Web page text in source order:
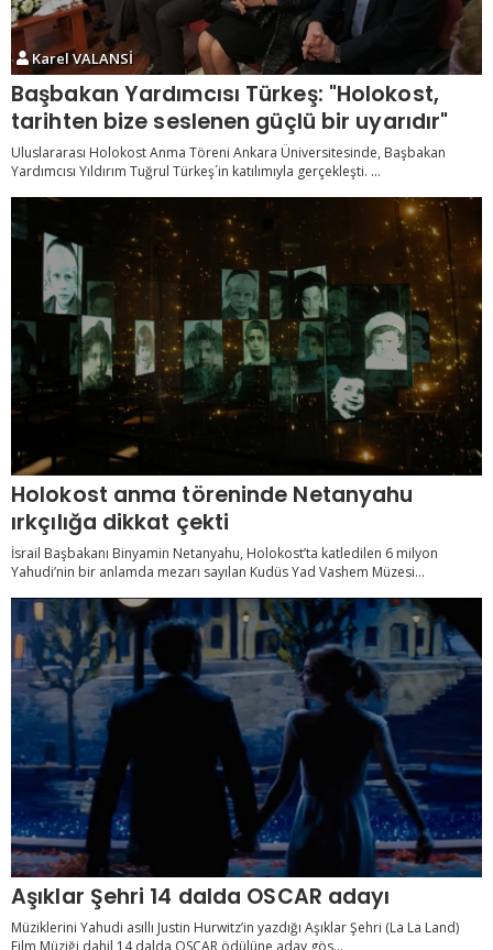
Karel VALANSİ
Başbakan Yardımcısı Türkeş: "Holokost,
tarihten bize seslenen güçlü bir uyarıdır"
Uluslararası Holokost Anma Töreni Ankara Üniversitesinde, Başbakan
Yardımcısı Yıldırım Tuğrul Türkeş´in katılımıyla gerçekleşti. ...
Holokost anma töreninde Netanyahu
ırkçılığa dikkat çekti
İsrail Başbakanı Binyamin Netanyahu, Holokost’ta katledilen 6 milyon
Yahudi’nin bir anlamda mezarı sayılan Kudüs Yad Vashem Müzesi...
Aşıklar Şehri 14 dalda OSCAR adayı
Müziklerini Yahudi asıllı Justin Hurwitz’in yazdığı Aşıklar Şehri (La La Land)